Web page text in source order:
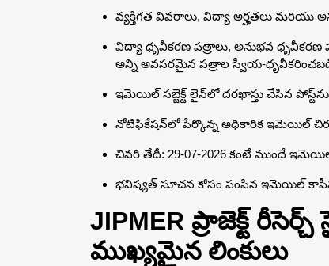
వ్యక్తిగత వివరాలు, విద్యా అర్హతలు
విద్యా ధృవీకరణ పత్రాలు, అనుభవ
అన్ని అవసరమైన పత్రాల స్వీయ-
ఇమెయిల్ సబ్జెక్ట్ లైన్‌లో దరఖాస్తు చేసిన
నోటిఫికేషన్‌లో పేర్కొన్న అధికారిక ఇమెయిల్
చివరి తేదీ: 29-07-2026 కంటే ముందే
భవిష్యత్ సూచన కోసం పంపిన ఇమెయిల్
JIPMER ప్రాజెక్ట్
ముఖ్యమైన లింకులు